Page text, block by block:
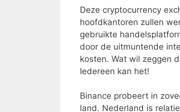
Deze cryptocurrency
hoofdkantoren zullen
gebruikte
door de uitmuntende
kosten. Wat wil zeggen
Iedereen kan het!
Binance probeert in
land. Nederland is